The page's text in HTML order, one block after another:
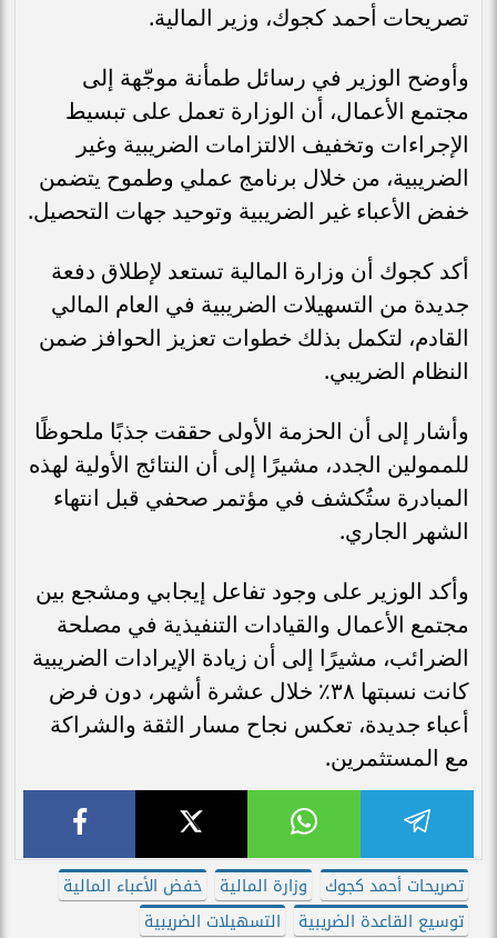
تصريحات أحمد كجوك، وزير المالية.
وأوضح الوزير في رسائل طمأنة موجّهة إلى
مجتمع الأعمال، أن الوزارة تعمل على تبسيط
الإجراءات وتخفيف الالتزامات الضريبية وغير
الضريبية، من خلال برنامج عملي وطموح يتضمن
خفض الأعباء غير الضريبية وتوحيد جهات التحصيل.
أكد كجوك أن وزارة المالية تستعد لإطلاق دفعة
جديدة من التسهيلات الضريبية في العام المالي
القادم، لتكمل بذلك خطوات تعزيز الحوافز ضمن
النظام الضريبي.
وأشار إلى أن الحزمة الأولى حققت جذبًا ملحوظًا
للممولين الجدد، مشيرًا إلى أن النتائج الأولية لهذه
المبادرة ستُكشف في مؤتمر صحفي قبل انتهاء
الشهر الجاري.
وأكد الوزير على وجود تفاعل إيجابي ومشجع بين
مجتمع الأعمال والقيادات التنفيذية في مصلحة
الضرائب، مشيرًا إلى أن زيادة الإيرادات الضريبية
كانت نسبتها ٣٨٪ خلال عشرة أشهر، دون فرض
أعباء جديدة، تعكس نجاح مسار الثقة والشراكة
مع المستثمرين.
تصريحات أحمد كجوك وزارة المالية
خفض الأعباء المالية
توسيع القاعدة الضريبية
التسهيلات الضريبية